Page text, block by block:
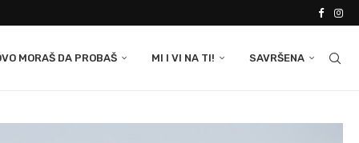
MORAŠ DA PROBAŠ MI I VI NA TI! SAVRŠENA